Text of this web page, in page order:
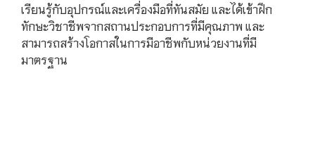
เรียนรู้กับอุปกรณ์และเครื่องมือที่ทันสมัย และได้เข้าฝึก
ทักษะวิชาชีพจากสถานประกอบการที่มีคุณภาพ และ
สามารถสร้างโอกาสในการมีอาชีพกับหน่วยงานที่มี
มาตรฐาน